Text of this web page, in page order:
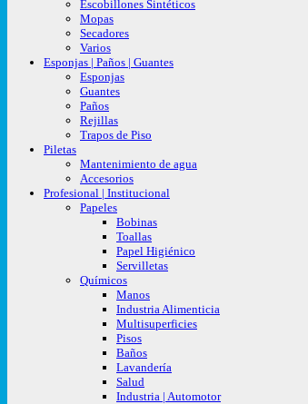
Escobillones Sintéticos
Mopas
Secadores
Varios
Esponjas | Paños | Guantes
Esponjas
Guantes
Paños
Rejillas
Trapos de Piso
Piletas
Mantenimiento de agua
Accesorios
Profesional | Institucional
Papeles
Bobinas
Toallas
Papel Higiénico
Servilletas
Químicos
Manos
Industria Alimenticia
Multisuperficies
Pisos
Baños
Lavandería
Salud
Industria | Automotor